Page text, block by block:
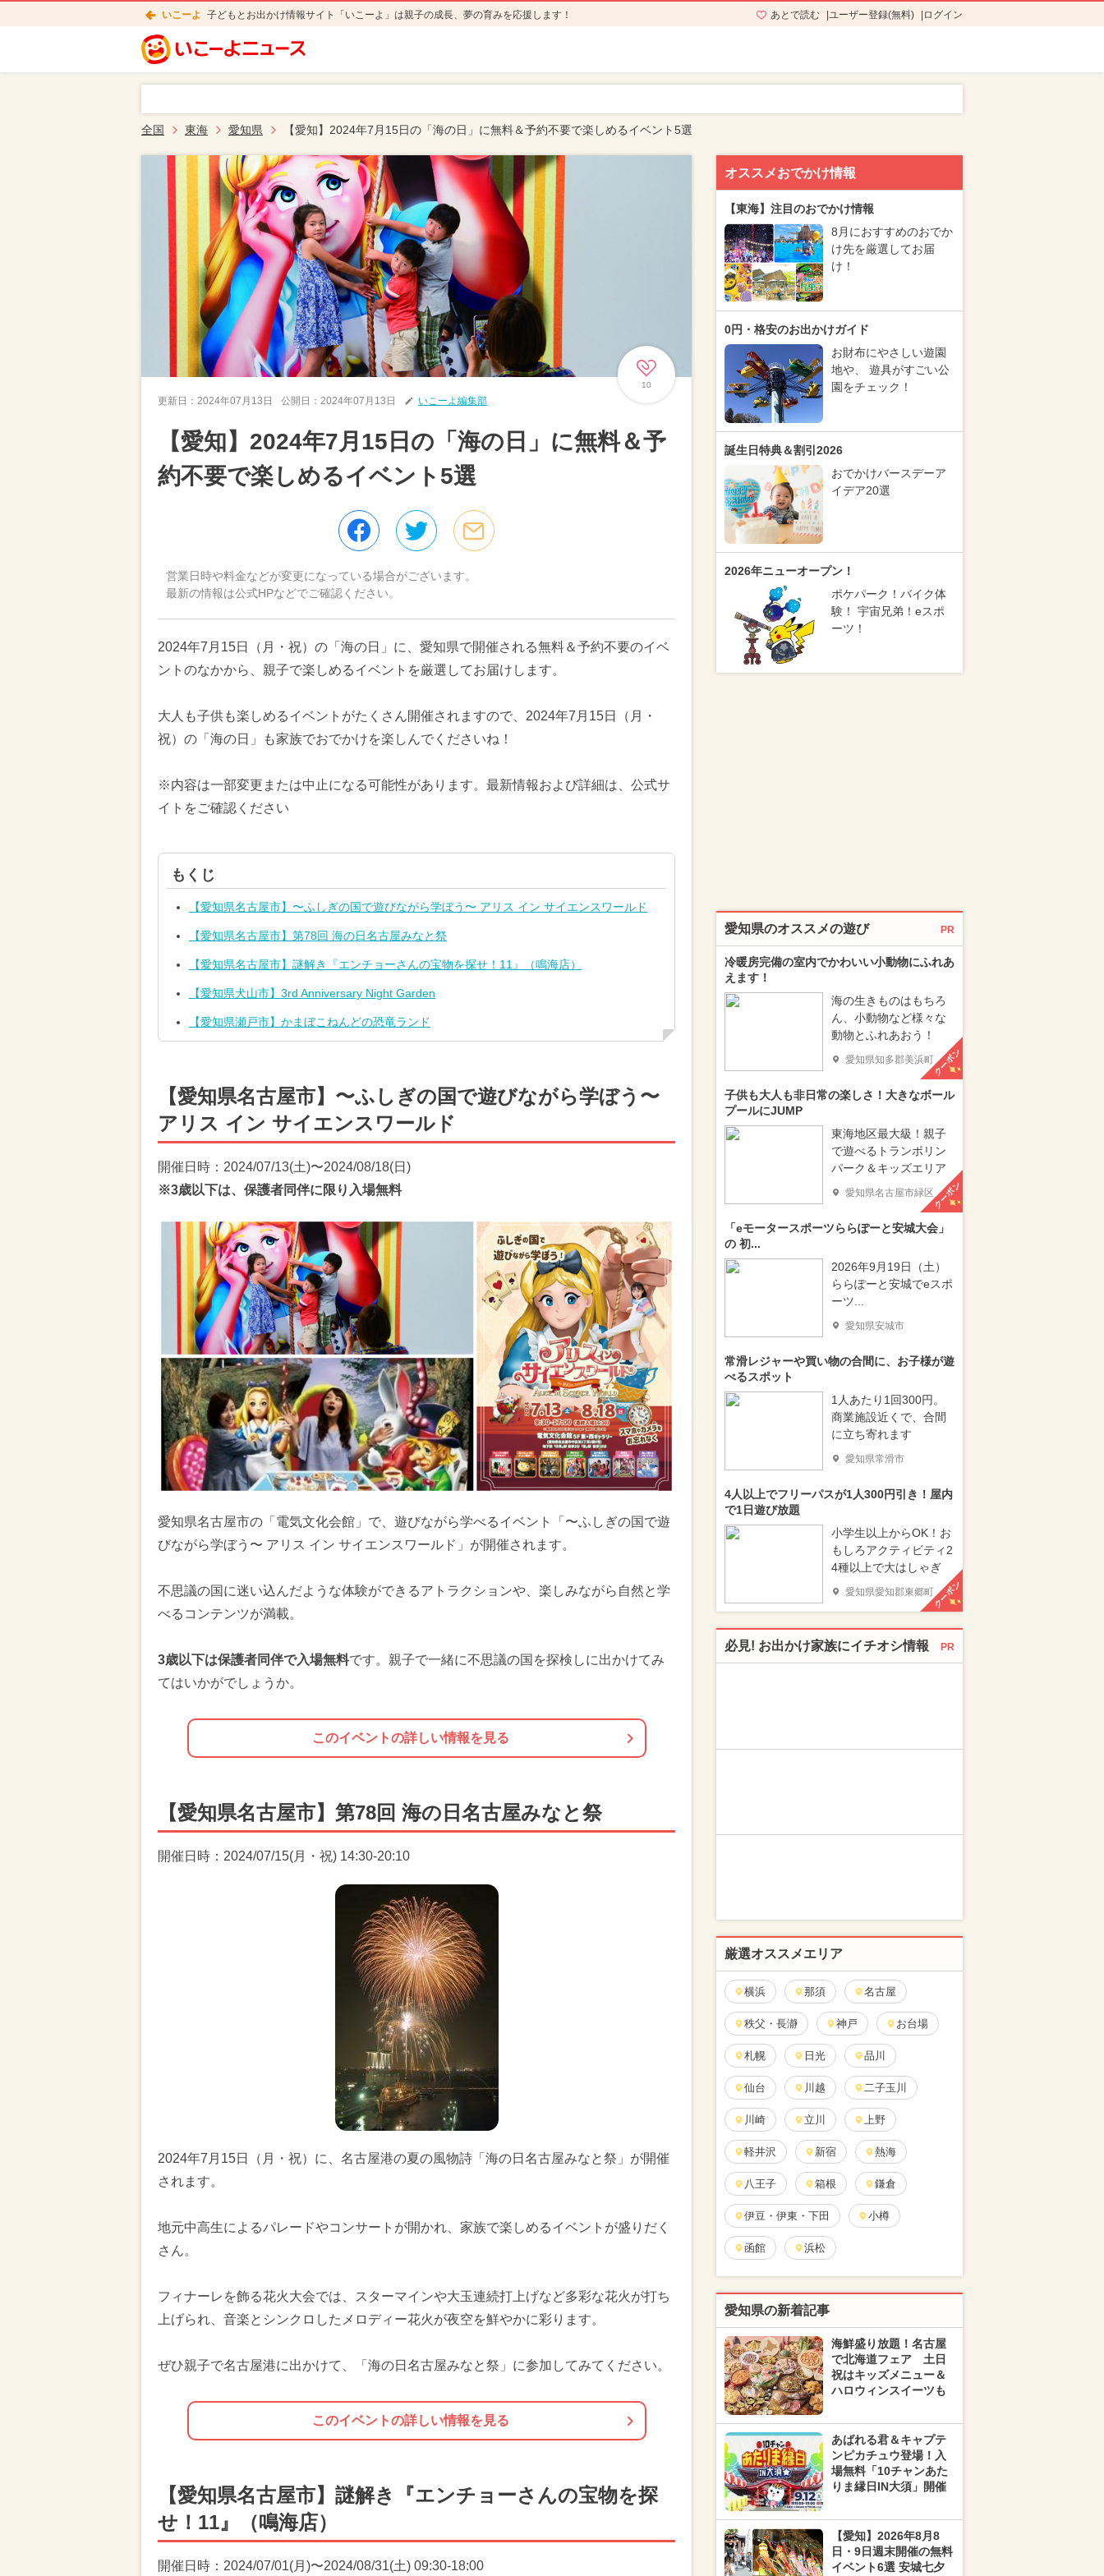
いこーよ 子どもとお出かけ情報サイト「いこーよ」は親子の成長、夢の育みを応援します！ あとで読む ユーザー登録(無料) ログイン
全国 東海 愛知県 【愛知】2024年7月15日の「海の日」に無料＆予約不要で楽しめるイベント5選
10
更新日： 2024年07月13日 公開日： 2024年07月13日 いこーよ編集部
【愛知】2024年7月15日の「海の日」に無料＆予
約不要で楽しめるイベント5選
営業日時や料金などが変更になっている場合がございます。
最新の情報は公式HPなどでご確認ください。
2024年7月15日（月・祝）の「海の日」に、愛知県で開催される無料＆予約不要のイベ
ントのなかから、親子で楽しめるイベントを厳選してお届けします。
大人も子供も楽しめるイベントがたくさん開催されますので、2024年7月15日（月・
祝）の「海の日」も家族でおでかけを楽しんでくださいね！
※内容は一部変更または中止になる可能性があります。最新情報および詳細は、公式サ
イトをご確認ください
もくじ
【愛知県名古屋市】〜ふしぎの国で遊びながら学ぼう〜 アリス イン サイエンスワールド
【愛知県名古屋市】第78回 海の日名古屋みなと祭
【愛知県名古屋市】謎解き『エンチョーさんの宝物を探せ！11』（鳴海店）
【愛知県犬山市】3rd Anniversary Night Garden
【愛知県瀬戸市】かまぼこねんどの恐竜ランド
【愛知県名古屋市】〜ふしぎの国で遊びながら学ぼう〜
アリス イン サイエンスワールド
開催日時：2024/07/13(土)〜2024/08/18(日)
※3歳以下は、保護者同伴に限り入場無料
愛知県名古屋市の「電気文化会館」で、遊びながら学べるイベント「〜ふしぎの国で遊
びながら学ぼう〜 アリス イン サイエンスワールド」が開催されます。
不思議の国に迷い込んだような体験ができるアトラクションや、楽しみながら自然と学
べるコンテンツが満載。
3歳以下は保護者同伴で入場無料です。親子で一緒に不思議の国を探検しに出かけてみ
てはいかがでしょうか。
このイベントの詳しい情報を見る
【愛知県名古屋市】第78回 海の日名古屋みなと祭
開催日時：2024/07/15(月・祝) 14:30-20:10
2024年7月15日（月・祝）に、名古屋港の夏の風物詩「海の日名古屋みなと祭」が開催
されます。
地元中高生によるパレードやコンサートが開かれ、家族で楽しめるイベントが盛りだく
さん。
フィナーレを飾る花火大会では、スターマインや大玉連続打上げなど多彩な花火が打ち
上げられ、音楽とシンクロしたメロディー花火が夜空を鮮やかに彩ります。
ぜひ親子で名古屋港に出かけて、「海の日名古屋みなと祭」に参加してみてください。
このイベントの詳しい情報を見る
【愛知県名古屋市】謎解き『エンチョーさんの宝物を探
せ！11』（鳴海店）
開催日時：2024/07/01(月)〜2024/08/31(土) 09:30-18:00
オススメおでかけ情報
【東海】注目のおでかけ情報
8月におすすめのおでか
け先を厳選してお届
け！
0円・格安のお出かけガイド
お財布にやさしい遊園
地や、 遊具がすごい公
園をチェック！
誕生日特典＆割引2026
おでかけバースデーア
イデア20選
2026年ニューオープン！
ポケパーク！バイク体
験！ 宇宙兄弟！eスポ
ーツ！
愛知県のオススメの遊び PR
冷暖房完備の室内でかわいい小動物にふれあ
えます！
海の生きものはもちろ
ん、小動物など様々な
動物とふれあおう！
愛知県知多郡美浜町クーポン
子供も大人も非日常の楽しさ！大きなボール
プールにJUMP
東海地区最大級！親子
で遊べるトランポリン
パーク＆キッズエリア
愛知県名古屋市緑区クーポン
「eモータースポーツららぽーと安城大会」
の 初...
2026年9月19日（土）
ららぽーと安城でeスポ
ーツ...
愛知県安城市
常滑レジャーや買い物の合間に、お子様が遊
べるスポット
1人あたり1回300円。
商業施設近くで、合間
に立ち寄れます
愛知県常滑市
4人以上でフリーパスが1人300円引き！屋内
で1日遊び放題
小学生以上からOK！お
もしろアクティビティ2
4種以上で大はしゃぎ
愛知県愛知郡東郷町クーポン
必見! お出かけ家族にイチオシ情報 PR
厳選オススメエリア
横浜 那須 名古屋
秩父・長瀞 神戸 お台場
札幌 日光 品川
仙台 川越 二子玉川
川崎 立川 上野
軽井沢 新宿 熱海
八王子 箱根 鎌倉
伊豆・伊東・下田 小樽
函館 浜松
愛知県の新着記事
海鮮盛り放題！名古屋
で北海道フェア 土日
祝はキッズメニュー＆
ハロウィンスイーツも
あばれる君＆キャプテ
ンピカチュウ登場！入
場無料「10チャンあた
りま縁日IN大須」開催
【愛知】2026年8月8
日・9日週末開催の無料
イベント6選 安城七夕